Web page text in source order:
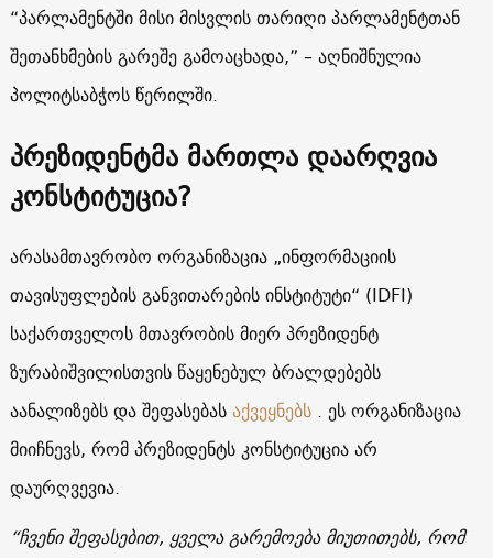
“პარლამენტში მისი მისვლის თარიღი პარლამენტთან
შეთანხმების გარეშე გამოაცხადა,” – აღნიშნულია
პოლიტსაბჭოს წერილში.
პრეზიდენტმა მართლა დაარღვია
კონსტიტუცია?
არასამთავრობო ორგანიზაცია „ინფორმაციის
თავისუფლების განვითარების ინსტიტუტი“ (IDFI)
საქართველოს მთავრობის მიერ პრეზიდენტ
ზურაბიშვილისთვის წაყენებულ ბრალდებებს
აანალიზებს და შეფასებასაქვეყნებს. ეს ორგანიზაცია
მიიჩნევს, რომ პრეზიდენტს კონსტიტუცია არ
დაურღვევია.
“ჩვენი შეფასებით, ყველა გარემოება მიუთითებს, რომ